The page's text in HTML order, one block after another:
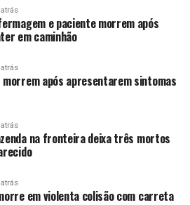
e paciente morrem após
em caminhão
após apresentarem sintomas
na fronteira deixa três mortos
em violenta colisão com carreta